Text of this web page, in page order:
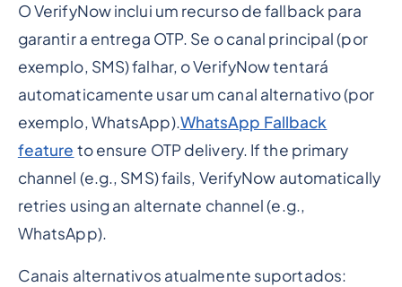
O VerifyNow inclui um recurso de fallback para
garantir a entrega OTP. Se o canal principal (por
exemplo, SMS) falhar, o VerifyNow tentará
automaticamente usar um canal alternativo (por
exemplo, WhatsApp).WhatsApp Fallback
feature to ensure OTP delivery. If the primary
channel (e.g., SMS) fails, VerifyNow automatically
retries using an alternate channel (e.g.,
WhatsApp).
Canais alternativos atualmente suportados: